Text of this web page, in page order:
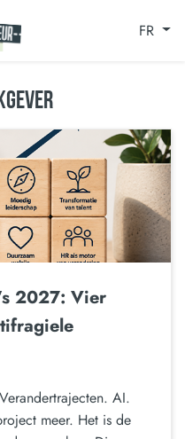
FR
2027: Vier
AI.
meer. Het is de